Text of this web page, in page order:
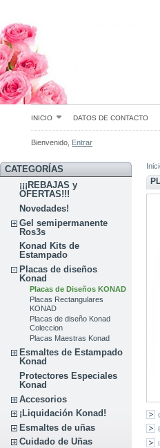
INICIO DATOS DE CONTACTO
Bienvenido, Entrar
CATEGORÍAS
¡¡¡REBAJAS y
OFERTAS!!!
Novedades!
Gel semipermanente
Ros3s
Konad Kits de
Estampado
Placas de diseños
Konad
Placas de Diseños KONAD
Placas Rectangulares
KONAD
Placas de diseño Konad
Coleccion
Placas Maestras Konad
Esmaltes de Estampado
Konad
Protectores Especiales
Konad
Accesorios
¡Liquidación Konad!
Esmaltes de uñas
Cuidado de Uñas